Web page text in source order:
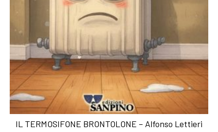
IL TERMOSIFONE BRONTOLONE – Alfonso Lettieri